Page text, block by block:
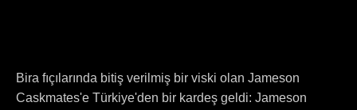
Bira fıçılarında bitiş verilmiş bir viski olan Jameson
Caskmates'e Türkiye'den bir kardeş geldi: Jameson